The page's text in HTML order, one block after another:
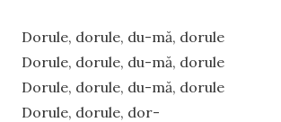
Dorule, dorule, du-mă, dorule
Dorule, dorule, du-mă, dorule
Dorule, dorule, du-mă, dorule
Dorule, dorule, dor-